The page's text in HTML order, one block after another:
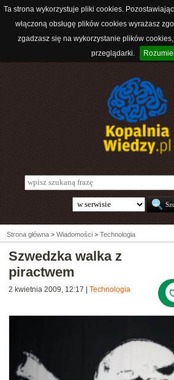
Ta strona wykorzystuje pliki cookies.
włączoną obsługę plików cookies wyrażasz
zgadzasz się na wykorzystanie plików
przeglądarki.
Strona główna > Wiadomości > Technologia
Szwedzka walka z
piractwem
2 kwietnia 2009, 12:17 Technologia